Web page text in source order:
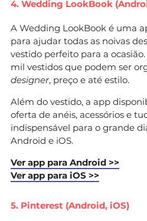
4. Wedding LookBook
A Wedding LookBook é uma
para ajudar todas as noivas
vestido perfeito para a
mil vestidos que podem ser
designer, preço e até estilo.
Além do vestido, a app
oferta de anéis, acessórios e
indispensável para o grande
Android e iOS.
Ver app para Android >>
Ver app para iOS >>
5. Pinterest (Android, iOS)